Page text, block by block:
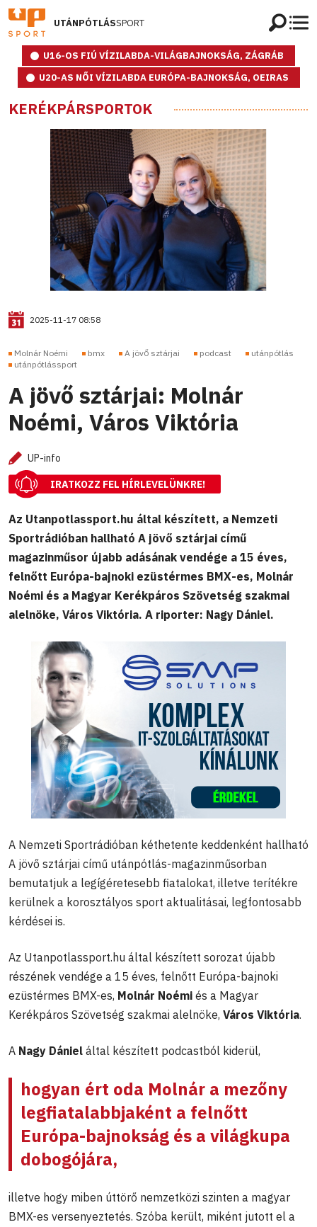
UTÁNPÓTLÁSSPORT
U16-OS FIÚ VÍZILABDA-VILÁGBAJNOKSÁG, ZÁGRÁB
U20-AS NŐI VÍZILABDA EURÓPA-BAJNOKSÁG, OEIRAS
KERÉKPÁRSPORTOK
2025-11-17 08:58
Molnár Noémi bmx A jövő sztárjai podcast
utánpótlás
utánpótlássport
A jövő sztárjai: Molnár
Noémi, Város Viktória
UP-info
IRATKOZZ FEL HÍRLEVELÜNKRE!
Az Utanpotlassport.hu által készített, a Nemzeti
Sportrádióban hallható A jövő sztárjai című
magazinműsor újabb adásának vendége a 15 éves,
felnőtt Európa-bajnoki ezüstérmes BMX-es, Molnár
Noémi és a Magyar Kerékpáros Szövetség szakmai
alelnöke, Város Viktória. A riporter: Nagy Dániel.
A Nemzeti Sportrádióban kéthetente keddenként hallható
A jövő sztárjai című utánpótlás-magazinműsorban
bemutatjuk a legígéretesebb fiatalokat, illetve terítékre
kerülnek a korosztályos sport aktualitásai, legfontosabb
kérdései is.
Az Utanpotlassport.hu által készített sorozat újabb
részének vendége a 15 éves, felnőtt Európa-bajnoki
ezüstérmes BMX-es, Molnár Noémi és a Magyar
Kerékpáros Szövetség szakmai alelnöke, Város Viktória.
A Nagy Dániel által készített podcastból kiderül,
hogyan ért oda Molnár a mezőny
legfiatalabbjaként a felnőtt
Európa-bajnokság és a világkupa
dobogójára,
illetve hogy miben úttörő nemzetközi szinten a magyar
BMX-es versenyeztetés. Szóba került, miként jutott el a